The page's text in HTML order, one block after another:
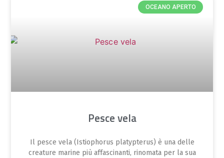
OCEANO APERTO
Pesce vela
Il pesce vela (Istiophorus platypterus) è una delle
creature marine più affascinanti, rinomata per la sua